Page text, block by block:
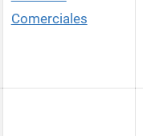
Comerciales